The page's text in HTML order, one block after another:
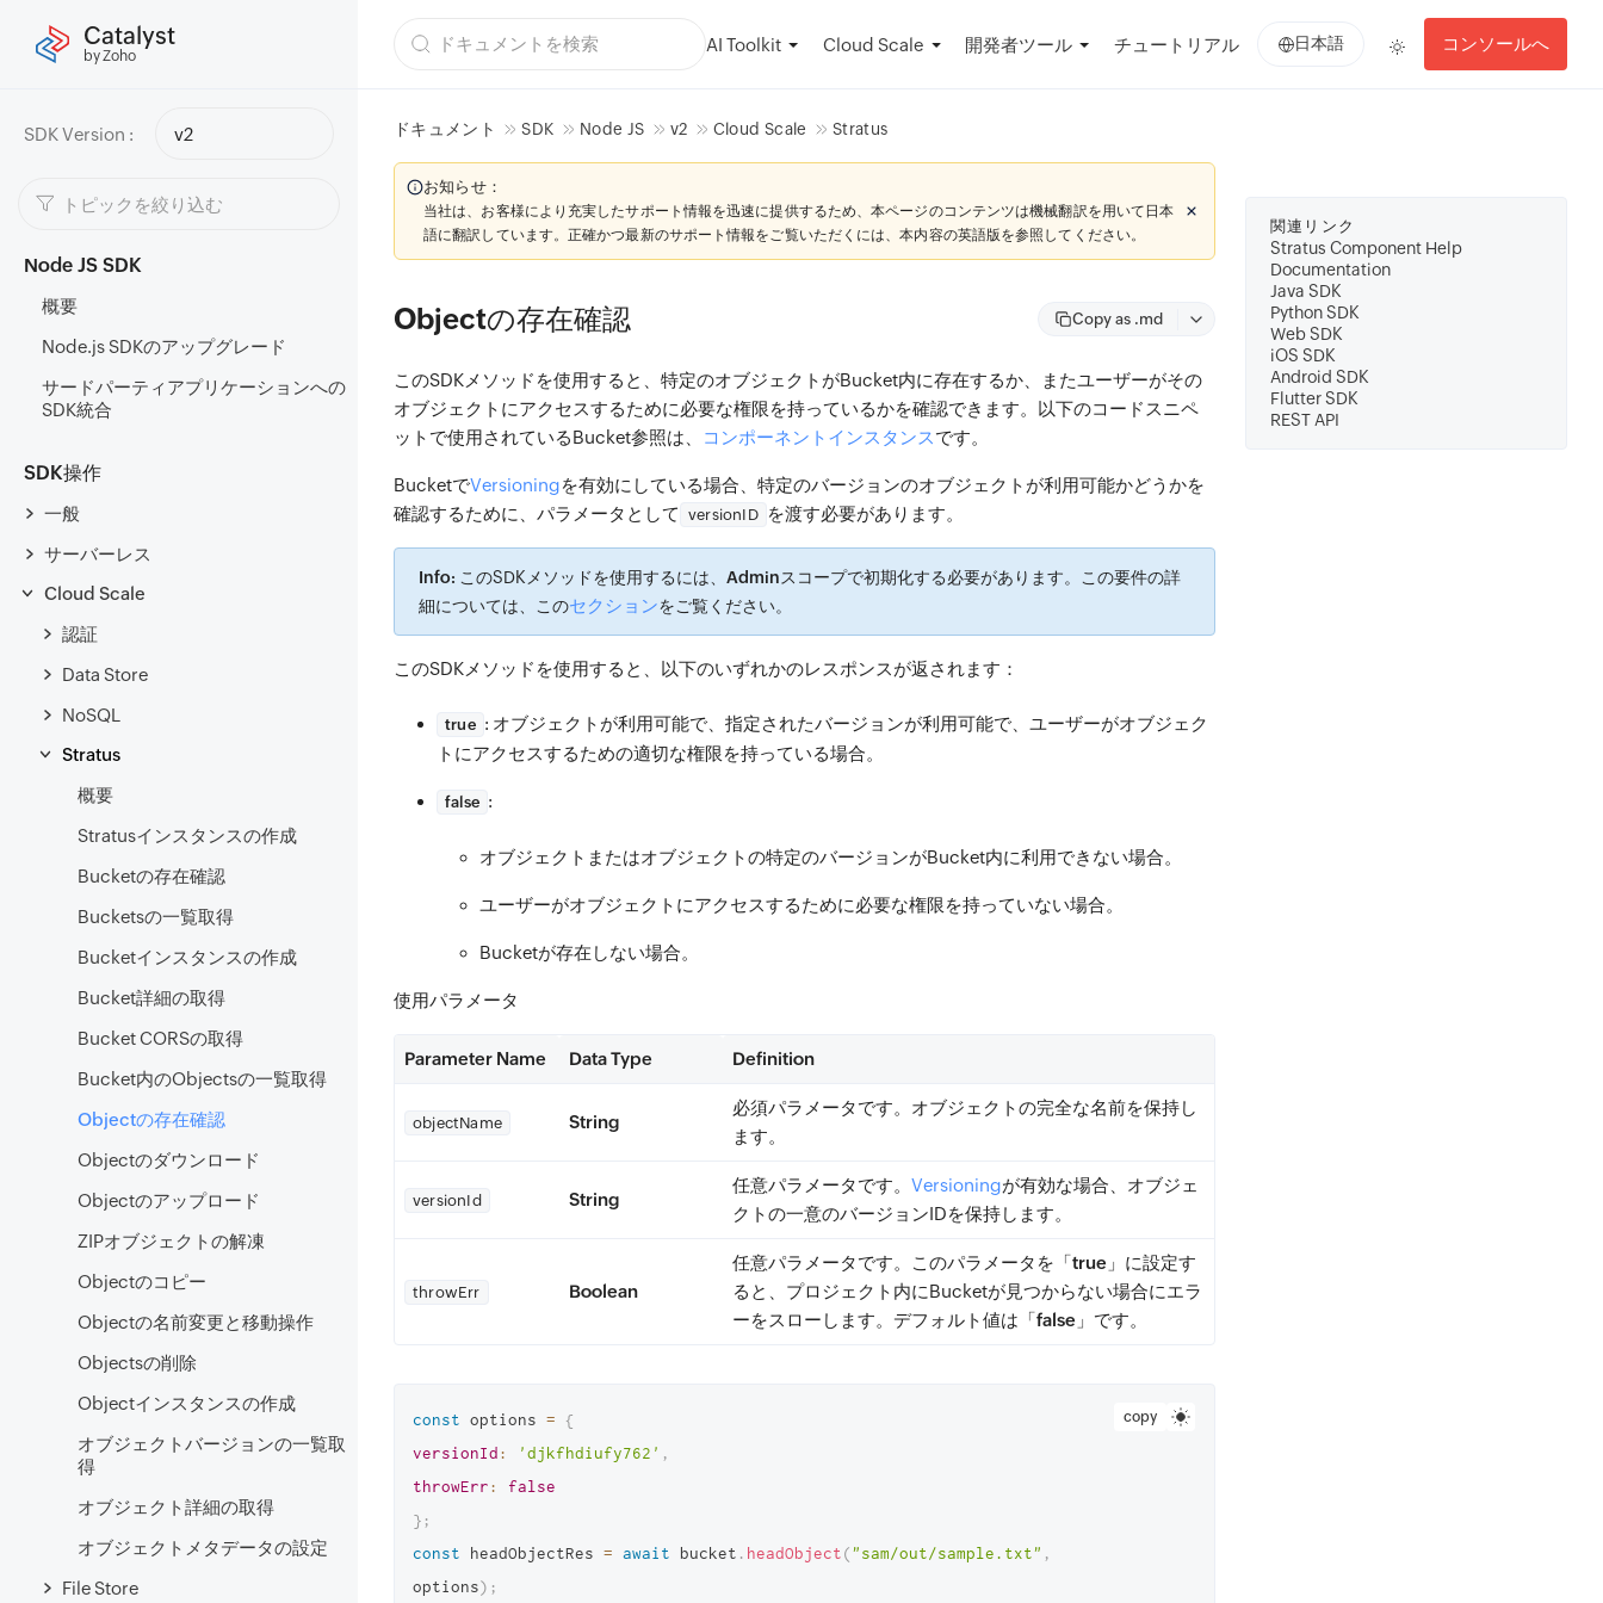
Catalyst
by Zoho
AI Toolkit Cloud Scale 開発者ツール チュートリアル 日本語 コンソールへ
SDK Version : v2
Node JS SDK
概要
Node.js SDKのアップグレード
サードパーティアプリケーションへの
SDK統合
SDK操作
一般
サーバーレス
Cloud Scale
認証
Data Store
NoSQL
Stratus
概要
Stratusインスタンスの作成
Bucketの存在確認
Bucketsの一覧取得
Bucketインスタンスの作成
Bucket詳細の取得
Bucket CORSの取得
Bucket内のObjectsの一覧取得
Objectの存在確認
Objectのダウンロード
Objectのアップロード
ZIPオブジェクトの解凍
Objectのコピー
Objectの名前変更と移動操作
Objectsの削除
Objectインスタンスの作成
オブジェクトバージョンの一覧取
得
オブジェクト詳細の取得
オブジェクトメタデータの設定
File Store
ドキュメント SDK Node JS v2 Cloud Scale Stratus
お知らせ：
当社は、お客様により充実したサポート情報を迅速に提供するため、本ページのコンテンツは機械翻訳を用いて日本
語に翻訳しています。正確かつ最新のサポート情報をご覧いただくには、本内容の英語版を参照してください。
Objectの存在確認 Copy as .md
このSDKメソッドを使用すると、特定のオブジェクトがBucket内に存在するか、またユーザーがその
オブジェクトにアクセスするために必要な権限を持っているかを確認できます。以下のコードスニペ
ットで使用されているBucket参照は、
コンポーネントインスタンスです。
BucketでVersioningを有効にしている場合、特定のバージョンのオブジェクトが利用可能かどうかを
確認するために、パラメータとして versionID を渡す必要があります。
Info: このSDKメソッドを使用するには、 Adminスコープで初期化する必要があります。この要件の詳
細については、このセクションをご覧ください。
このSDKメソッドを使用すると、以下のいずれかのレスポンスが返されます：
true : オブジェクトが利用可能で、指定されたバージョンが利用可能で、ユーザーがオブジェク
トにアクセスするための適切な権限を持っている場合。
false :
オブジェクトまたはオブジェクトの特定のバージョンがBucket内に利用できない場合。
ユーザーがオブジェクトにアクセスするために必要な権限を持っていない場合。
Bucketが存在しない場合。
使用パラメータ
Parameter Name Data Type Definition
objectName String
必須パラメータです。オブジェクトの完全な名前を保持し
ます。
versionId String
任意パラメータです。 Versioningが有効な場合、オブジェ
クトの一意のバージョンIDを保持します。
throwErr Boolean
任意パラメータです。このパラメータを「true 」に設定す
ると、プロジェクト内にBucketが見つからない場合にエラ
ーをスローします。デフォルト値は「false 」です。
copy
const options =
{
versionId: 'djkfhdiufy762' ,
throwErr:
false
} ;
const headObjectRes = await bucket . headObject("sam/out/sample.txt" ,
options) ;
関連リンク
Stratus Component Help
Documentation
Java SDK
Python SDK
Web SDK
iOS SDK
Android SDK
Flutter SDK
REST API